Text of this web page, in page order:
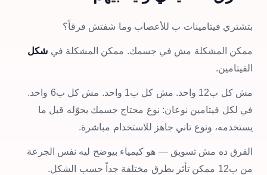
بتشتري فيتامينات ب للأعصاب وما شفتش فرقاً؟
ممكن المشكلة مش في جسمك. ممكن المشكلة في شكل
الفيتامين.
مش كل ب12 واحد. مش كل ب1 واحد. مش كل ب6 واحد.
في لكل فيتامين نوعان: نوع محتاج جسمك يحوّله قبل ما
يستخدمه، ونوع تاني جاهز للاستخدام مباشرة.
الفرق ده مش تسويق — هو كيمياء بيوضح ليه نفس الجرعة
من ب12 ممكن تأثر بطرق مختلفة جداً حسب الشكل.